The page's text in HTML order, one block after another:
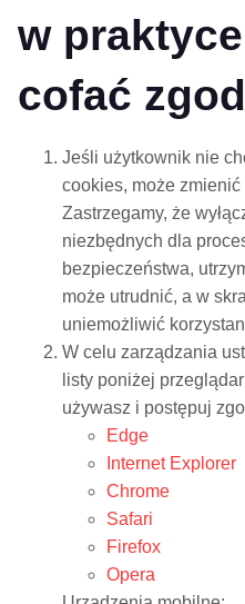
w
cofać
Jeśli użytkownik nie
cookies, może
Zastrzegamy, że
niezbędnych dla
bezpieczeństwa,
może utrudnić, a w
uniemożliwić
W celu zarządzania
listy poniżej
używasz i postępuj
Edge
Internet Explorer
Chrome
Safari
Firefox
Opera